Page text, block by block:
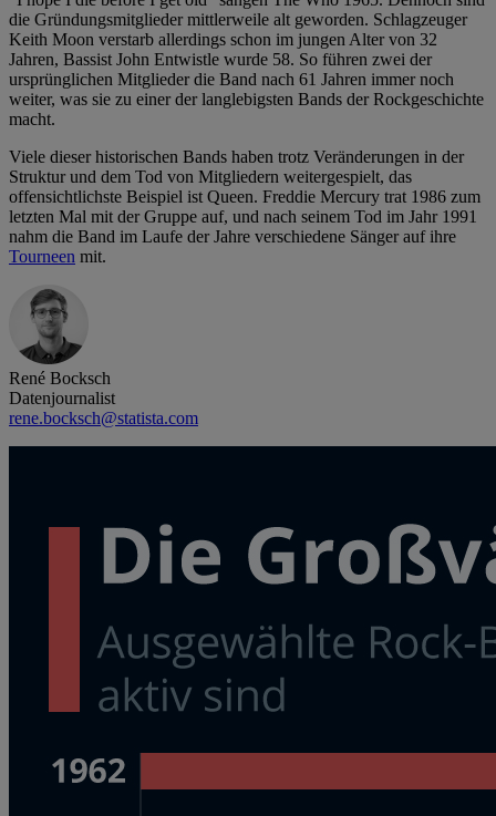
die Gründungsmitglieder mittlerweile alt geworden. Schlagzeuger
Keith Moon verstarb allerdings schon im jungen Alter von 32
Jahren, Bassist John Entwistle wurde 58. So führen zwei der
ursprünglichen Mitglieder die Band nach 61 Jahren immer noch
weiter, was sie zu einer der langlebigsten Bands der Rockgeschichte
macht.
Viele dieser historischen Bands haben trotz Veränderungen in der
Struktur und dem Tod von Mitgliedern weitergespielt, das
offensichtlichste Beispiel ist Queen. Freddie Mercury trat 1986 zum
letzten Mal mit der Gruppe auf, und nach seinem Tod im Jahr 1991
nahm die Band im Laufe der Jahre verschiedene Sänger auf ihre
Tourneen mit.
René Bocksch
Datenjournalist
rene.bocksch@statista.com